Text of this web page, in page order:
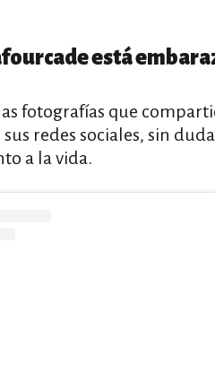
está
fotografías que
redes sociales, sin
a la vida.